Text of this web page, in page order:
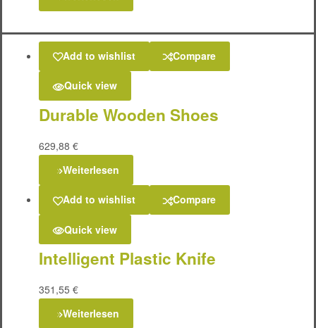
Add to wishlist Compare
Quick view
Durable Wooden Shoes
629,88 €
Weiterlesen
Add to wishlist Compare
Quick view
Intelligent Plastic Knife
351,55 €
Weiterlesen